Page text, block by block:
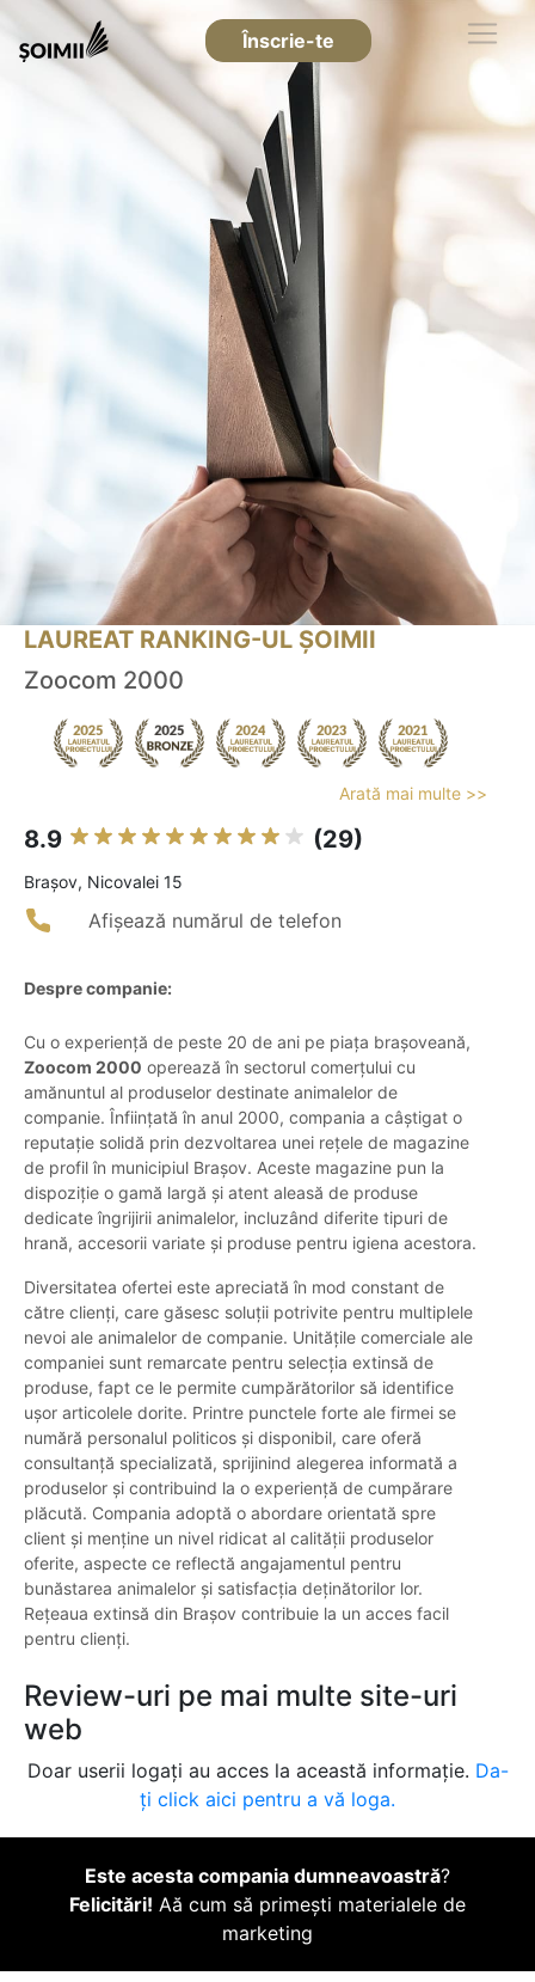
Înscrie-te
LAUREAT RANKING-UL ȘOIMII
Zoocom 2000
Arată mai multe >>
8.9 (29)
Braşov, Nicovalei 15
Afișează numărul de telefon
Despre companie:
Cu o experiență de peste 20 de ani pe piața brașoveană,
Zoocom 2000 operează în sectorul comerțului cu
amănuntul al produselor destinate animalelor de
companie. Înființată în anul 2000, compania a câștigat o
reputație solidă prin dezvoltarea unei rețele de magazine
de profil în municipiul Brașov. Aceste magazine pun la
dispoziție o gamă largă și atent aleasă de produse
dedicate îngrijirii animalelor, incluzând diferite tipuri de
hrană, accesorii variate și produse pentru igiena acestora.
Diversitatea ofertei este apreciată în mod constant de
către clienți, care găsesc soluții potrivite pentru multiplele
nevoi ale animalelor de companie. Unitățile comerciale ale
companiei sunt remarcate pentru selecția extinsă de
produse, fapt ce le permite cumpărătorilor să identifice
ușor articolele dorite. Printre punctele forte ale firmei se
numără personalul politicos și disponibil, care oferă
consultanță specializată, sprijinind alegerea informată a
produselor și contribuind la o experiență de cumpărare
plăcută. Compania adoptă o abordare orientată spre
client și menține un nivel ridicat al calității produselor
oferite, aspecte ce reflectă angajamentul pentru
bunăstarea animalelor și satisfacția deținătorilor lor.
Rețeaua extinsă din Brașov contribuie la un acces facil
pentru clienți.
Review-uri pe mai multe site-uri
web
Doar userii logați au acces la această informație. Da-
ți click aici pentru a vă loga.
Este acesta compania dumneavoastră?
Felicitări! Aă cum să primești materialele de
marketing